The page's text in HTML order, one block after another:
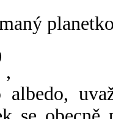
,
albedo,